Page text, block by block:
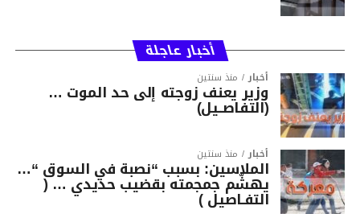
أخبار عاجلة
أخبار منذ سنتين
وزير يعنف زوجته إلى حد الموت …
(التفاصــيل)
أخبار منذ سنتين
الملاسين: بسبب “نصبة في السوق “…
يهشّم جمجمته بقضيب حديدي … (
التفـاصيل )